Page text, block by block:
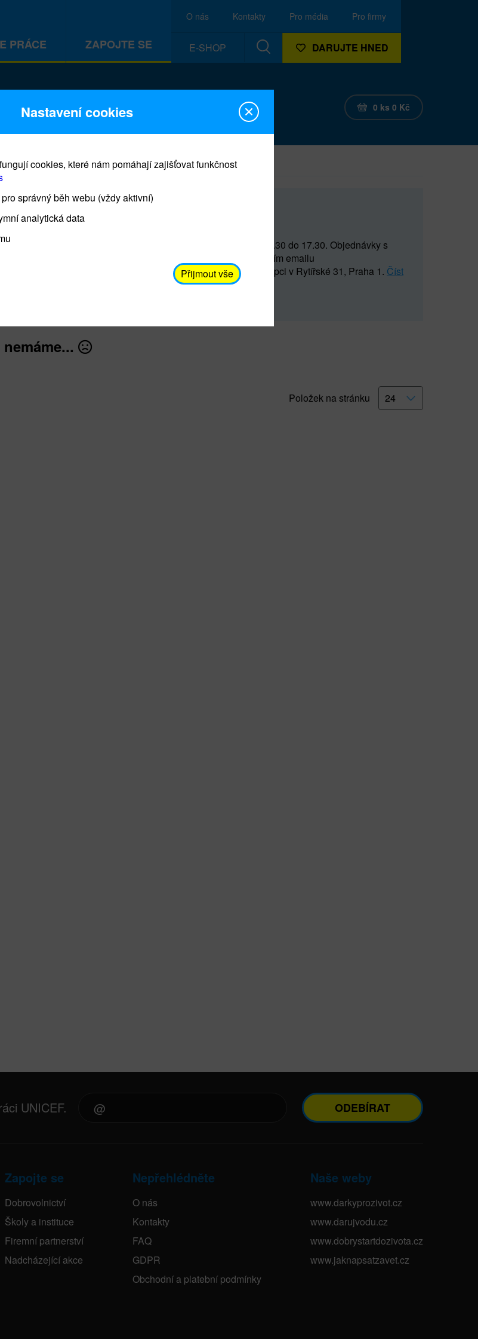
PRÁCE ZAPOJTE SE
O nás Kontakty Pro média Pro firmy
E-SHOP DARUJTE HNED
0 ks 0 Kč
blahopřání a dárků UNICEF
UNICEF bude otevřena každý čtvrtek o 11 do 15 a od 15.30 do 17.30. Objednávky s
osobním odběrem je možné vyzvednout po domluvě (prostřednictvím emailu
nebo telefonním čísle 606 655 547) na recepci v Rytířské 31, Praha 1. Číst
Položek na stránku
UNICEF. ODEBÍRAT
Zapojte se
Dobrovolnictví
Školy a instituce
Firemní partnerství
Nadcházející akce
Nepřehlédněte
O nás
Kontakty
FAQ
GDPR
Obchodní a platební podmínky
Naše weby
www.darkyprozivot.cz
www.darujvodu.cz
www.dobrystartdozivota.cz
www.jaknapsatzavet.cz
Nastavení cookies
cookies, které nám pomáhají zajišťovat funkčnost
správný běh webu (vždy aktivní)
analytická data
Přijmout vše